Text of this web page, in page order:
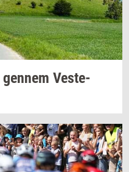
gen­nem Ve­ste­